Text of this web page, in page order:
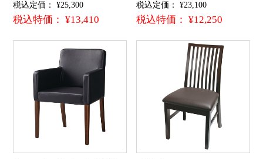
税込定価： ¥25,300
税込特価： ¥13,410
税込定価： ¥23,100
税込特価： ¥12,250